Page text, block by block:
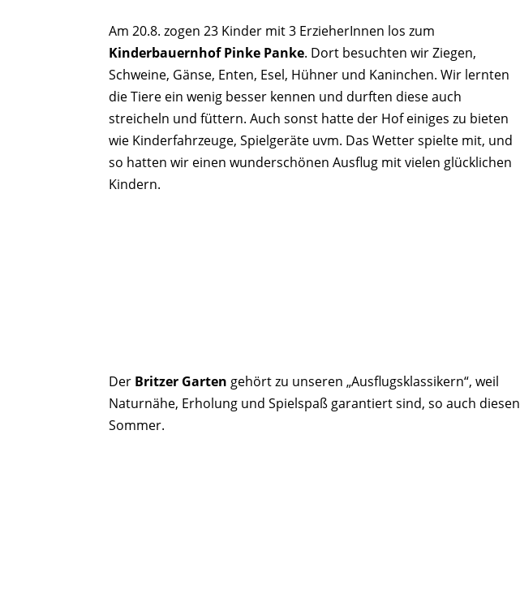
Am 20.8. zogen 23 Kinder mit 3 ErzieherInnen los zum
Kinderbauernhof Pinke Panke. Dort besuchten wir Ziegen,
Schweine, Gänse, Enten, Esel, Hühner und Kaninchen. Wir lernten
die Tiere ein wenig besser kennen und durften diese auch
streicheln und füttern. Auch sonst hatte der Hof einiges zu bieten
wie Kinderfahrzeuge, Spielgeräte uvm. Das Wetter spielte mit, und
so hatten wir einen wunderschönen Ausflug mit vielen glücklichen
Kindern.
Der Britzer Garten gehört zu unseren „Ausflugsklassikern“, weil
Naturnähe, Erholung und Spielspaß garantiert sind, so auch diesen
Sommer.